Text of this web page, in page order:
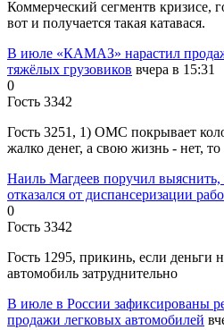
Коммерческий сегментв кризисе,
вот и получается такая катавася.
В июле «КАМАЗ» нарастил
тяжёлых грузовиков вчера в 15:31
0
Гость 3342
Гость 3251, 1) ОМС покрывает
жалко денег, а свою жизнь - нет,
Наиль Магдеев поручил
отказался от диспансеризации
0
Гость 3342
Гость 1295, прикинь, если деньги
автомобиль затруднительно
В июле в России зафиксированы
продажи легковых автомобилей